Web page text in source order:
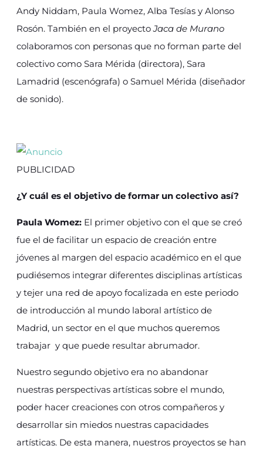
Andy Niddam, Paula Womez, Alba Tesías y Alonso
Rosón. También en el proyectoJaca de Murano
colaboramos con personas que no forman parte del
colectivo como Sara Mérida (directora), Sara
Lamadrid (escenógrafa) o Samuel Mérida (diseñador
de sonido).
PUBLICIDAD
¿Y cuál es el objetivo de formar un colectivo así?
Paula Womez: El primer objetivo con el que se creó
fue el de facilitar un espacio de creación entre
jóvenes al margen del espacio académico en el que
pudiésemos integrar diferentes disciplinas artísticas
y tejer una red de apoyo focalizada en este periodo
de introducción al mundo laboral artístico de
Madrid, un sector en el que muchos queremos
trabajar y que puede resultar abrumador.
Nuestro segundo objetivo era no abandonar
nuestras perspectivas artísticas sobre el mundo,
poder hacer creaciones con otros compañeros y
desarrollar sin miedos nuestras capacidades
artísticas. De esta manera, nuestros proyectos se han